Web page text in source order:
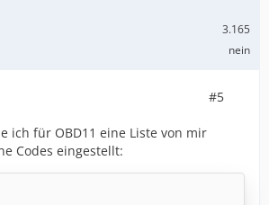
3.165
nein
#5
ich für OBD11 eine Liste von mir
Codes eingestellt: